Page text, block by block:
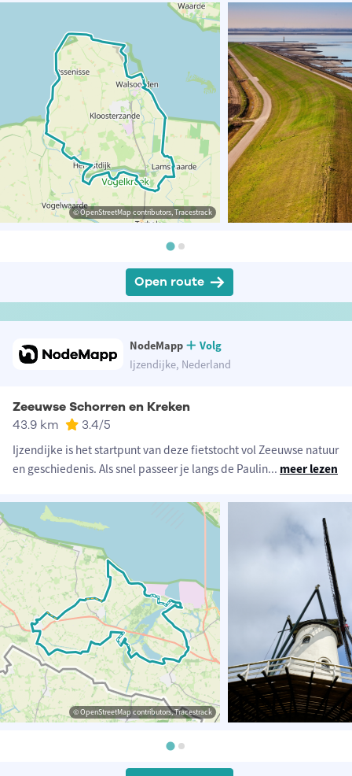
© OpenStreetMap contributors, Tracestrack
Open route
NodeMapp
Volg
Ijzendijke, Nederland
Zeeuwse Schorren en Kreken
43.9 km 3.4/5
Ijzendijke is het startpunt van deze fietstocht vol Zeeuwse natuur
en geschiedenis. Als snel passeer je langs de Paulin... meer lezen
© OpenStreetMap contributors, Tracestrack